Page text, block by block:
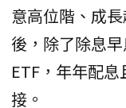
意高位階、成
後，除了除息
ETF，年年配
接。